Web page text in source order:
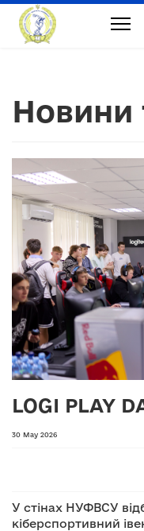
Новини
Previous
LOGI PLAY
30 May 2026
У стінах НУФВСУ
кіберспортивний